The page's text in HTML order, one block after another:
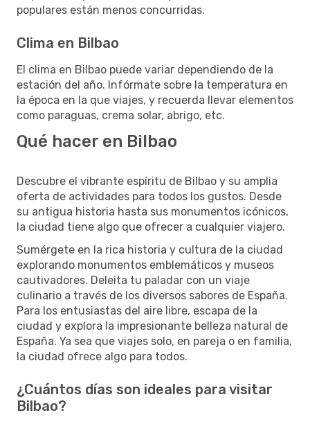
populares están menos concurridas.
Clima en Bilbao
El clima en Bilbao puede variar dependiendo de la
estación del año. Infórmate sobre la temperatura en
la época en la que viajes, y recuerda llevar elementos
como paraguas, crema solar, abrigo, etc.
Qué hacer en Bilbao
Descubre el vibrante espíritu de Bilbao y su amplia
oferta de actividades para todos los gustos. Desde
su antigua historia hasta sus monumentos icónicos,
la ciudad tiene algo que ofrecer a cualquier viajero.
Sumérgete en la rica historia y cultura de la ciudad
explorando monumentos emblemáticos y museos
cautivadores. Deleita tu paladar con un viaje
culinario a través de los diversos sabores de España.
Para los entusiastas del aire libre, escapa de la
ciudad y explora la impresionante belleza natural de
España. Ya sea que viajes solo, en pareja o en familia,
la ciudad ofrece algo para todos.
¿Cuántos días son ideales para visitar
Bilbao?